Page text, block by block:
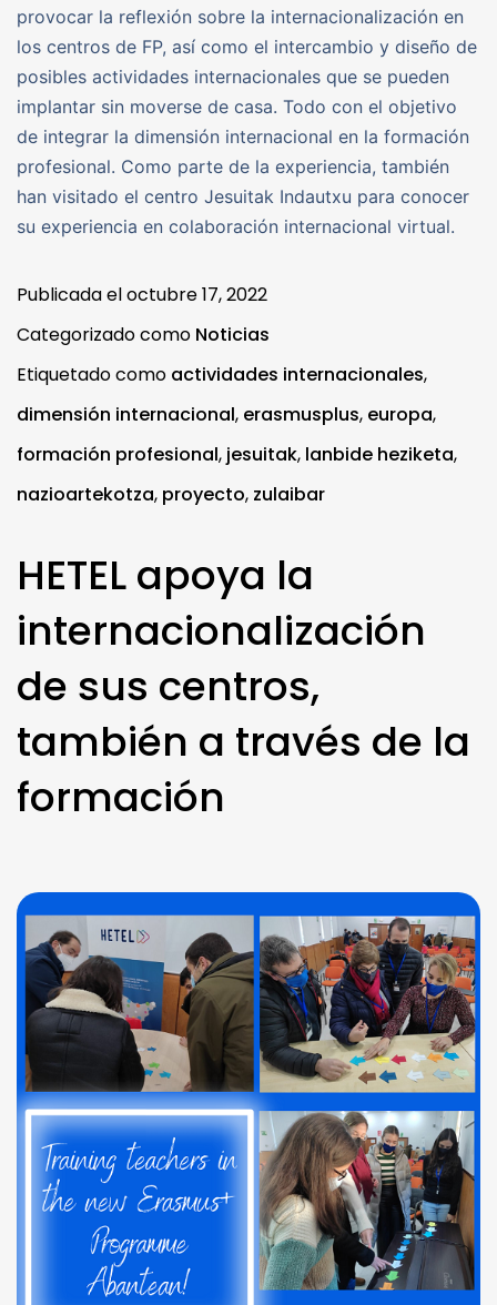
provocar la reflexión sobre la internacionalización en
los centros de FP, así como el intercambio y diseño de
posibles actividades internacionales que se pueden
implantar sin moverse de casa. Todo con el objetivo
de integrar la dimensión internacional en la formación
profesional. Como parte de la experiencia, también
han visitado el centro Jesuitak Indautxu para conocer
su experiencia en colaboración internacional virtual.
Publicada eloctubre 17, 2022
Categorizado como Noticias
Etiquetado como actividades internacionales,
dimensión internacional, erasmusplus, europa,
formación profesional, jesuitak, lanbide heziketa,
nazioartekotza, proyecto, zulaibar
HETEL apoya la
internacionalización
de sus centros,
también a través de la
formación